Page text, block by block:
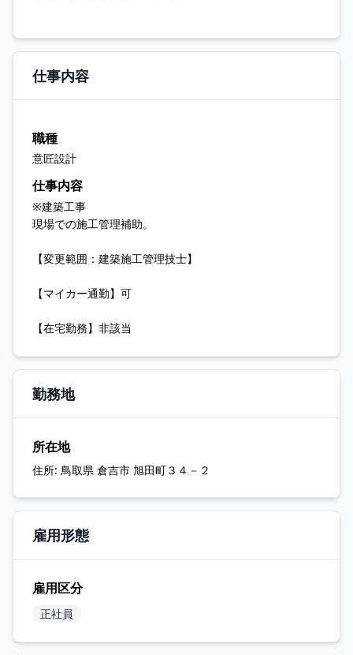
仕事内容
職種
意匠設計
仕事内容
※建築工事
現場での施工管理補助。
【変更範囲：建築施工管理技士】
【マイカー通勤】可
【在宅勤務】非該当
勤務地
所在地
住所: 鳥取県 倉吉市 旭田町３４－２
雇用形態
雇用区分
正社員